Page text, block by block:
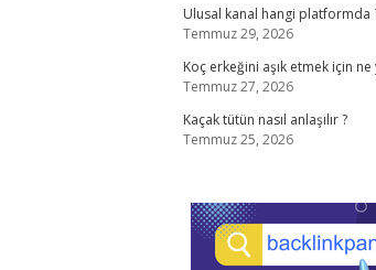
Ulusal kanal hangi platformda
Temmuz 29, 2026
Koç erkeğini aşık etmek için ne
Temmuz 27, 2026
Kaçak tütün nasıl anlaşılır ?
Temmuz 25, 2026